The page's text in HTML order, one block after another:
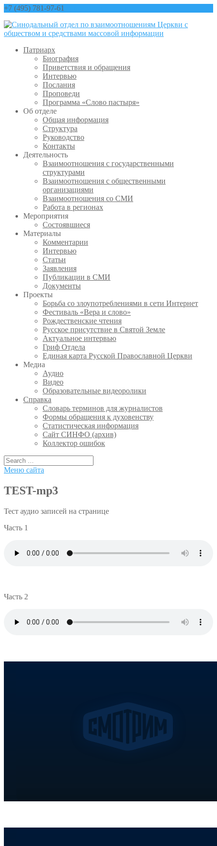
+7 (495) 781-97-61
Патриарх
Биография
Приветствия и обращения
Интервью
Послания
Проповеди
Программа «Слово пастыря»
Об отделе
Общая информация
Структура
Руководство
Контакты
Деятельность
Взаимоотношения с государственными
структурами
Взаимоотношения с общественными
организациями
Взаимоотношения со СМИ
Работа в регионах
Мероприятия
Состоявшиеся
Материалы
Комментарии
Интервью
Статьи
Заявления
Публикации в СМИ
Документы
Проекты
Борьба со злоупотреблениями в сети Интернет
Фестиваль «Вера и слово»
Рождественские чтения
Русское присутствие в Святой Земле
Актуальное интервью
Гриф Отдела
Единая карта Русской Православной Церкви
Медиа
Аудио
Видео
Образовательные видеоролики
Справка
Словарь терминов для журналистов
Формы обращения к духовенству
Статистическая информация
Сайт СИНФО (архив)
Коллектор ошибок
Меню сайта
TEST-mp3
Тест аудио записей на странице
Часть 1
Часть 2